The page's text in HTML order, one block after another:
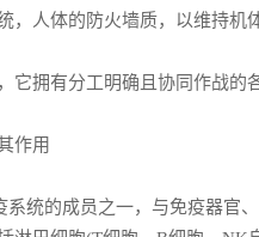
，人体的防火墙质，以维持机
拥有分工明确且协同作战的各
作用
的成员之一，与免疫器官、